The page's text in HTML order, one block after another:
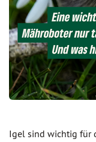
Igel sind wichtig für